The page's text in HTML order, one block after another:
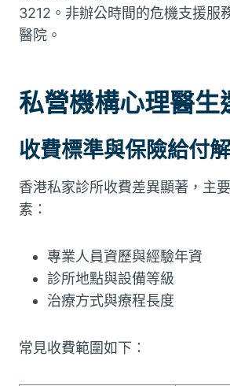
3212。非辦公時間的危機支援服
醫院。
私營機構心理醫生
收費標準與保險給付
香港私家診所收費差異顯著，主
素：
專業人員資歷與經驗年資
診所地點與設備等級
治療方式與療程長度
常見收費範圍如下：